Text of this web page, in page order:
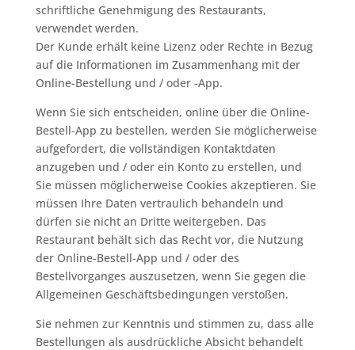
schriftliche Genehmigung des Restaurants,
verwendet werden.
Der Kunde erhält keine Lizenz oder Rechte in Bezug
auf die Informationen im Zusammenhang mit der
Online-Bestellung und / oder -App.
Wenn Sie sich entscheiden, online über die Online-
Bestell-App zu bestellen, werden Sie möglicherweise
aufgefordert, die vollständigen Kontaktdaten
anzugeben und / oder ein Konto zu erstellen, und
Sie müssen möglicherweise Cookies akzeptieren. Sie
müssen Ihre Daten vertraulich behandeln und
dürfen sie nicht an Dritte weitergeben. Das
Restaurant behält sich das Recht vor, die Nutzung
der Online-Bestell-App und / oder des
Bestellvorganges auszusetzen, wenn Sie gegen die
Allgemeinen Geschäftsbedingungen verstoßen.
Sie nehmen zur Kenntnis und stimmen zu, dass alle
Bestellungen als ausdrückliche Absicht behandelt